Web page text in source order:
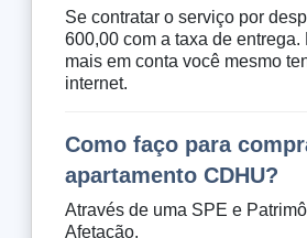
Se contratar o serviço por
600,00 com a taxa de entrega.
mais em conta você mesmo
internet.
Como faço para
apartamento CDHU?
Através de uma SPE e
Afetação.